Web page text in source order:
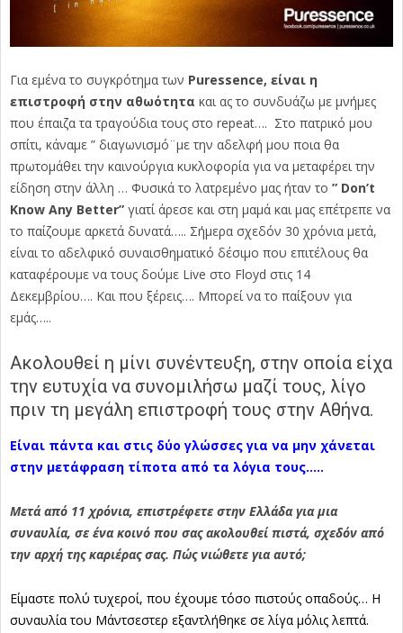
Για εμένα το συγκρότημα των Puressence, είναι η
επιστροφή στην αθωότητα και ας το συνδυάζω με μνήμες
που έπαιζα τα τραγούδια τους στο repeat…. Στο πατρικό μου
σπίτι, κάναμε ” διαγωνισμό¨με την αδελφή μου ποια θα
πρωτομάθει την καινούργια κυκλοφορία για να μεταφέρει την
είδηση στην άλλη … Φυσικά το λατρεμένο μας ήταν το ” Don’t
Know Any Better” γιατί άρεσε και στη μαμά και μας επέτρεπε να
το παίζουμε αρκετά δυνατά….. Σήμερα σχεδόν 30 χρόνια μετά,
είναι το αδελφικό συναισθηματικό δέσιμο που επιτέλους θα
καταφέρουμε να τους δούμε Live στο Floyd στις 14
Δεκεμβρίου…. Και που ξέρεις…. Μπορεί να το παίξουν για
εμάς…..
Ακολουθεί η μίνι συνέντευξη, στην οποία είχα
την ευτυχία να συνομιλήσω μαζί τους, λίγο
πριν τη μεγάλη επιστροφή τους στην Αθήνα.
Είναι πάντα και στις δύο γλώσσες για να μην χάνεται
στην μετάφραση τίποτα από τα λόγια τους…..
Μετά από 11 χρόνια, επιστρέφετε στην Ελλάδα για μια
συναυλία, σε ένα κοινό που σας ακολουθεί πιστά, σχεδόν από
την αρχή της καριέρας σας. Πώς νιώθετε για αυτό;
Είμαστε πολύ τυχεροί, που έχουμε τόσο πιστούς οπαδούς… Η
συναυλία του Μάντσεστερ εξαντλήθηκε σε λίγα μόλις λεπτά.